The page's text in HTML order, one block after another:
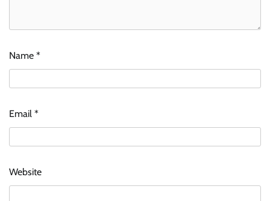
Name *
Email *
Website